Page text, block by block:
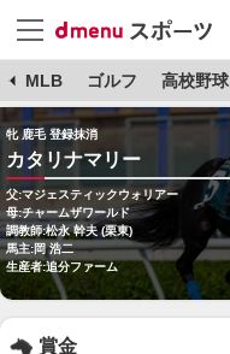
MLB ゴルフ 高校野球
牝 鹿毛 登録抹消
カタリナマリー
父:マジェスティックウォリアー
母:チャームザワールド
調教師:松永 幹夫 (栗東)
馬主:岡 浩二
生産者:追分ファーム
賞金